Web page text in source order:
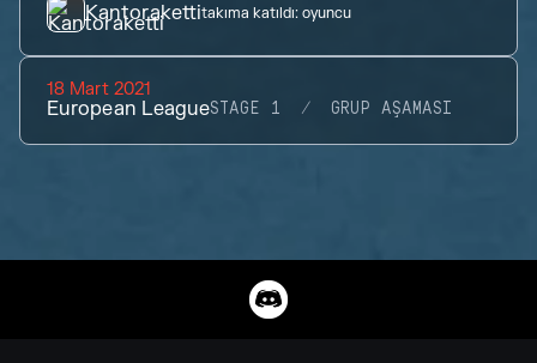
Kantorakettitakıma katıldı:oyuncu
18 Mart 2021
European LeagueSTAGE 1 GRUP AŞAMASI